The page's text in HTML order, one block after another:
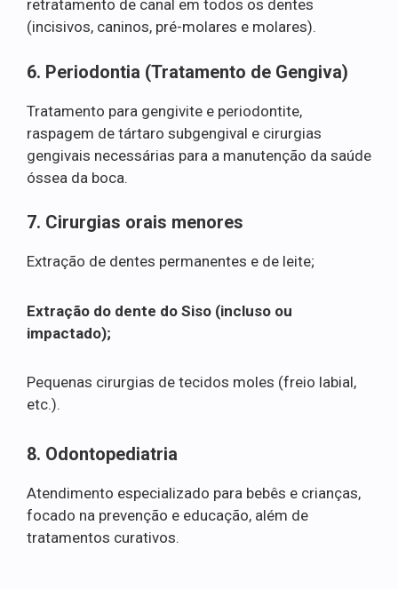
retratamento de canal em todos os dentes
(incisivos, caninos, pré-molares e molares).
6. Periodontia (Tratamento de Gengiva)
Tratamento para gengivite e periodontite,
raspagem de tártaro subgengival e cirurgias
gengivais necessárias para a manutenção da saúde
óssea da boca.
7. Cirurgias orais menores
Extração de dentes permanentes e de leite;
Extração do dente do Siso (incluso ou
impactado);
Pequenas cirurgias de tecidos moles (freio labial,
etc.).
8. Odontopediatria
Atendimento especializado para bebês e crianças,
focado na prevenção e educação, além de
tratamentos curativos.